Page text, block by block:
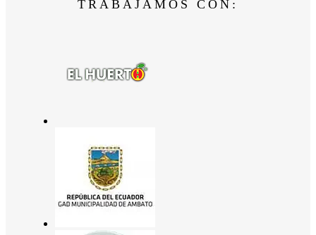
TRABAJAMOS CON: